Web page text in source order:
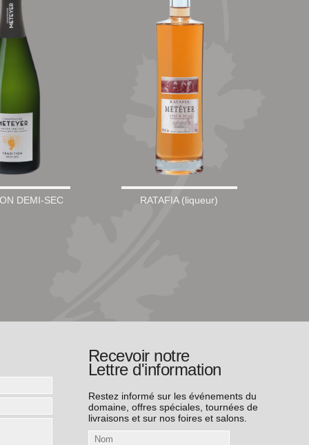
DEMI-SEC RATAFIA (liqueur)
Recevoir notre
Lettre d'information
Restez informé sur les événements du
domaine, offres spéciales, tournées de
livraisons et sur nos foires et salons.